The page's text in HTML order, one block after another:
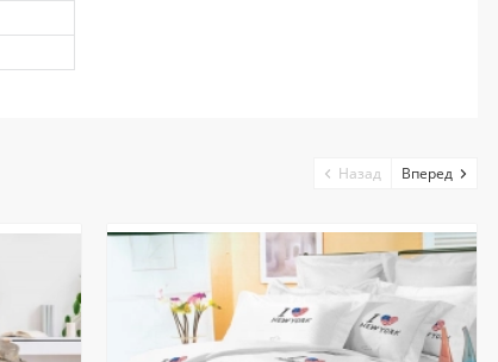
Назад Вперед